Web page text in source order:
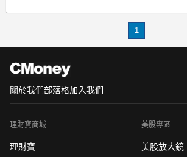
怕錢越來越貶值
1
關於我們部落格加入我們
理財寶商城
理財寶
美股專區
美股放大鏡